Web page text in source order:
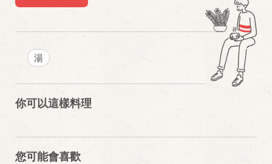
湯
你可以這樣料理
您可能會喜歡